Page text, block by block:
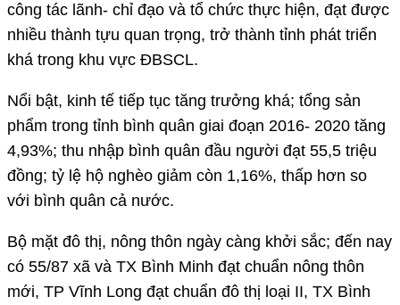
công tác lãnh- chỉ đạo và tổ chức thực hiện, đạt được
nhiều thành tựu quan trọng, trở thành tỉnh phát triển
khá trong khu vực ĐBSCL.
Nổi bật, kinh tế tiếp tục tăng trưởng khá; tổng sản
phẩm trong tỉnh bình quân giai đoạn 2016- 2020 tăng
4,93%; thu nhập bình quân đầu người đạt 55,5 triệu
đồng; tỷ lệ hộ nghèo giảm còn 1,16%, thấp hơn so
với bình quân cả nước.
Bộ mặt đô thị, nông thôn ngày càng khởi sắc; đến nay
có 55/87 xã và TX Bình Minh đạt chuẩn nông thôn
mới, TP Vĩnh Long đạt chuẩn đô thị loại II, TX Bình